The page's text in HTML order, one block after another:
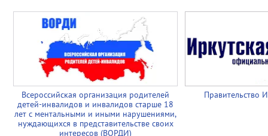
Всероссийская организация родителей
детей-инвалидов и инвалидов старше 18
лет с ментальными и иными нарушениями,
нуждающихся в представительстве своих
интересов (ВОРДИ)
Правительство